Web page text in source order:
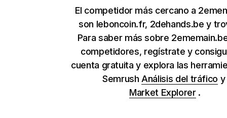
El competidor más cercano a
son leboncoin.fr, 2dehands.be y
Para saber más sobre
competidores, regístrate y
cuenta gratuita y explora las
Semrush Análisis del tráfico y
Market Explorer.